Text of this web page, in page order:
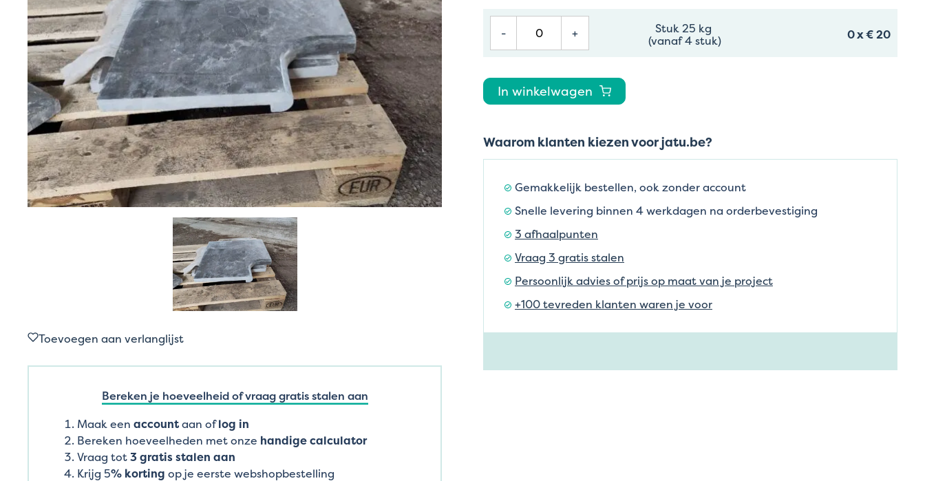
Toevoegen aan verlanglijst
Bereken je hoeveelheid of vraag gratis stalen aan
Maak een accountaan oflog in
Bereken hoeveelheden met onze handige calculator
Vraag tot3 gratis stalen aan
Krijg 5% korting op je eerste webshopbestelling
- +
Stuk 25 kg
(vanaf 4 stuk)
0x€ 20
In winkelwagen
Waarom klanten kiezen voor jatu.be?
Gemakkelijk bestellen, ook zonder account
Snelle levering binnen 4 werkdagen na orderbevestiging
3 afhaalpunten
Vraag 3 gratis stalen
Persoonlijk advies of prijs op maat van je project
+100 tevreden klanten waren je voor